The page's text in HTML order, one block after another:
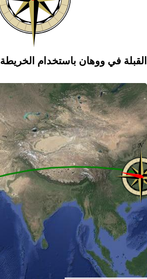
القبلة في ووهان باستخدام الخريطة